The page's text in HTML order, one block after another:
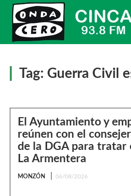
Tag: Guerra Civil
El Ayuntamiento y
reúnen con el
de la DGA para tratar
La Armentera
MONZÓN 06/08/2026